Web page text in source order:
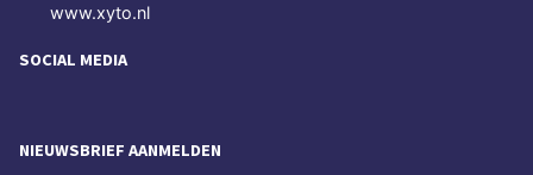
www.xyto.nl
SOCIAL MEDIA
NIEUWSBRIEF AANMELDEN